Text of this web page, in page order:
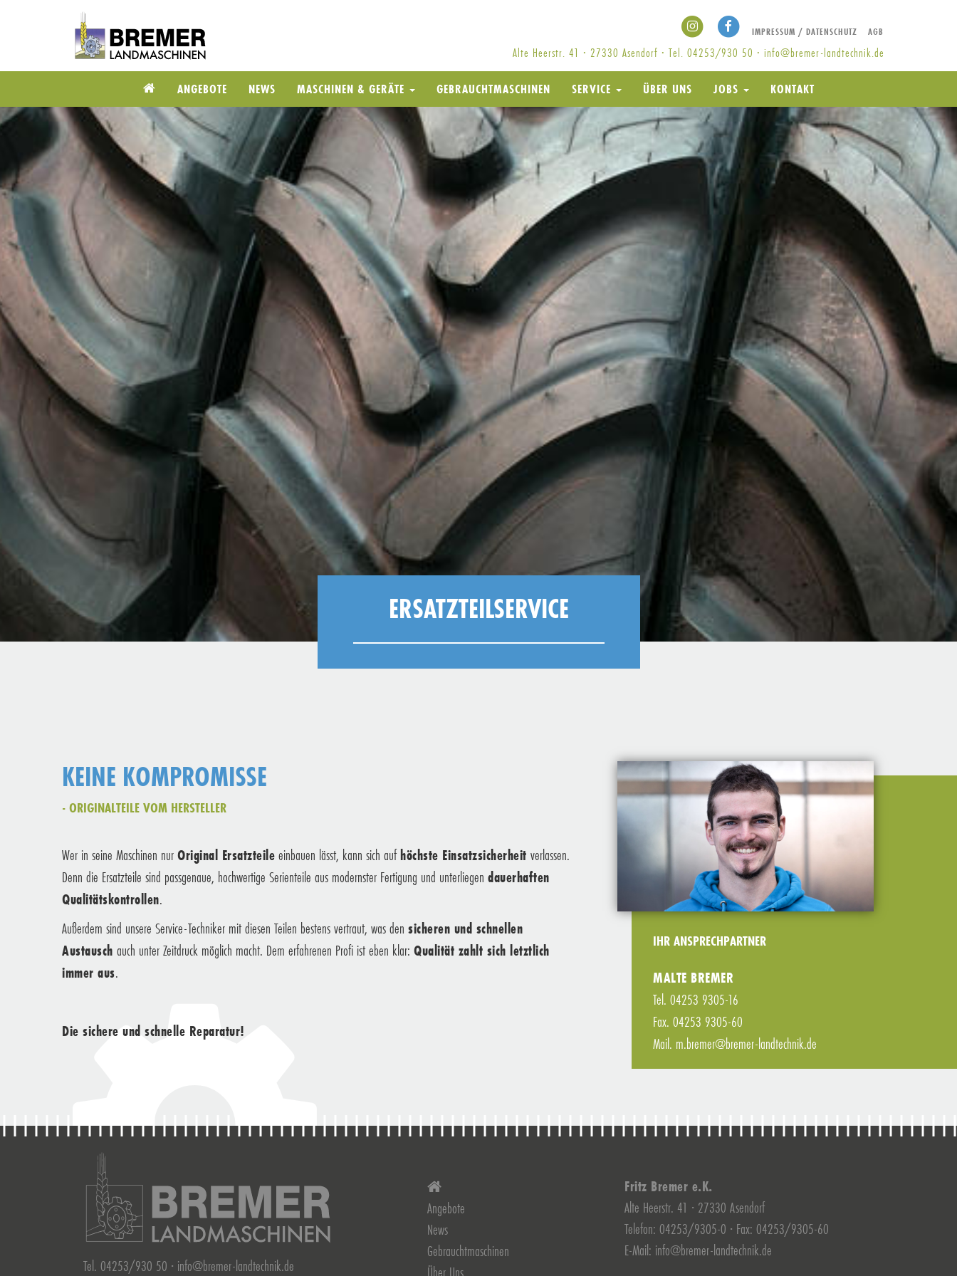
IMPRESSUM / DATENSCHUTZ AGB
Alte Heerstr. 41 · 27330 Asendorf · Tel. 04253/930 50 · info@bremer-landtechnik.de
ANGEBOTE NEWS MASCHINEN & GERÄTE GEBRAUCHTMASCHINEN SERVICE ÜBER UNS JOBS KONTAKT
ERSATZTEILSERVICE
KEINE KOMPROMISSE
- ORIGINALTEILE VOM HERSTELLER
Wer in seine Maschinen nurOriginal Ersatzteileeinbauen lässt, kann sich aufhöchste Einsatzsicherheit verlassen.
Denn die Ersatzteile sind passgenaue, hochwertige Serienteile aus modernster Fertigung und unterliegen dauerhaften
Qualitätskontrollen.
Außerdem sind unsere Service-Techniker mit diesen Teilen bestens vertraut, was den sicheren und schnellen
Austausch auch unter Zeitdruck möglich macht. Dem erfahrenen Profi ist eben klar: Qualität zahlt sich letztlich
immer aus.
Die sichere und schnelle Reparatur!
IHR ANSPRECHPARTNER
MALTE BREMER
Tel. 04253 9305-16
Fax. 04253 9305-60
Mail. m.bremer@bremer-landtechnik.de
Tel. 04253/930 50 · info@bremer-landtechnik.de
Angebote
News
Gebrauchtmaschinen
Über Uns
Fritz Bremer e.K.
Alte Heerstr. 41 · 27330 Asendorf
Telefon: 04253/9305-0 · Fax: 04253/9305-60
E-Mail: info@bremer-landtechnik.de